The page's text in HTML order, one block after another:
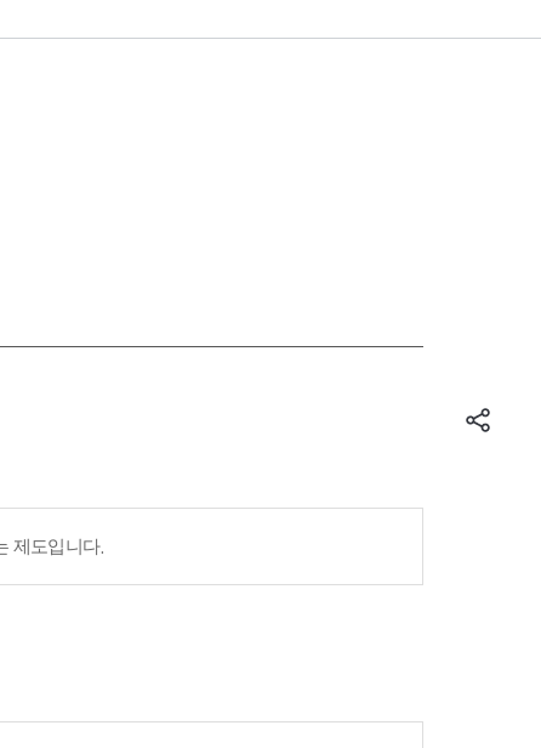
제도입니다.